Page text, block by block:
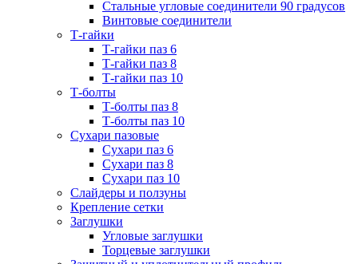
Стальные угловые соединители 90 градусов
Винтовые соединители
Т-гайки
Т-гайки паз 6
Т-гайки паз 8
Т-гайки паз 10
Т-болты
Т-болты паз 8
Т-болты паз 10
Сухари пазовые
Сухари паз 6
Сухари паз 8
Сухари паз 10
Слайдеры и ползуны
Крепление сетки
Заглушки
Угловые заглушки
Торцевые заглушки